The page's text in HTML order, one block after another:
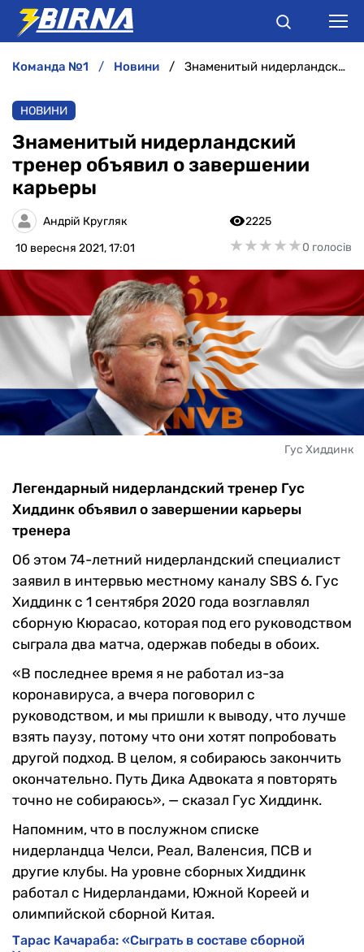
АНАЛІТИКА
ІНТЕРВ'Ю
РІЗНЕ
БУКМЕКЕРИ
команда №1 новини Знаменитый нидерландский тренер объявил о завершении карьеры
НОВИНИ
Знаменитый нидерландский
тренер объявил о завершении
карьеры
Андрій Кругляк
10 вересня 2021, 17:01
2225
★★★★★
★★★★★0 голосів
Гус Хиддинк
Легендарный нидерландский тренер Гус
Хиддинк объявил о завершении карьеры
тренера
Об этом 74-летний нидерландский специалист
заявил в интервью местному каналу SBS 6. Гус
Хиддинк с 1 сентября 2020 года возглавлял
сборную Кюрасао, которая под его руководством
сыграла два матча, одержав победы в обоих.
«В последнее время я не работал из-за
коронавируса, а вчера поговорил с
руководством, и мы пришли к выводу, что лучше
взять паузу, потому что они хотят попробовать
другой подход. В целом, я собираюсь закончить
окончательно. Путь Дика Адвоката я повторять
точно не собираюсь», — сказал Гус Хиддинк.
Напомним, что в послужном списке
нидерландца Челси, Реал, Валенсия, ПСВ и
другие клубы. На уровне сборных Хиддинк
работал с Нидерландами, Южной Кореей и
олимпийской сборной Китая.
Тарас Качараба: «Сыграть в составе сборной